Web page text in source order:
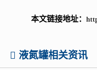
本文链接地址：
液氮罐相关资讯